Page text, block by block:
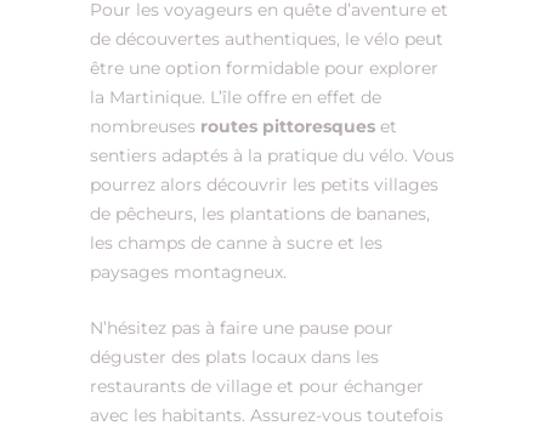
Pour les voyageurs en quête d’aventure et
de découvertes authentiques, le vélo peut
être une option formidable pour explorer
la Martinique. L’île offre en effet de
nombreuses routes pittoresques et
sentiers adaptés à la pratique du vélo. Vous
pourrez alors découvrir les petits villages
de pêcheurs, les plantations de bananes,
les champs de canne à sucre et les
paysages montagneux.
N’hésitez pas à faire une pause pour
déguster des plats locaux dans les
restaurants de village et pour échanger
avec les habitants. Assurez-vous toutefois